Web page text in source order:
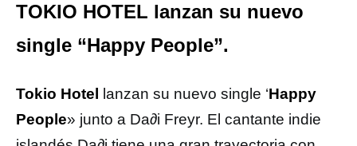
TOKIO HOTEL lanzan su nuevo
single “Happy People”.
Tokio Hotel lanzan su nuevo single ‘Happy
People» junto a Da∂i Freyr. El cantante indie